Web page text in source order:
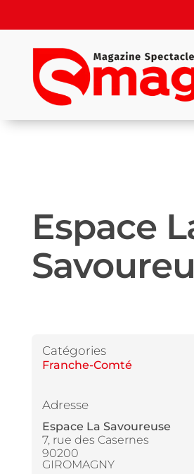
Espace
Catégories
Franche-Comté
Adresse
Espace La Savoureuse
7, rue des Casernes
90200
GIROMAGNY